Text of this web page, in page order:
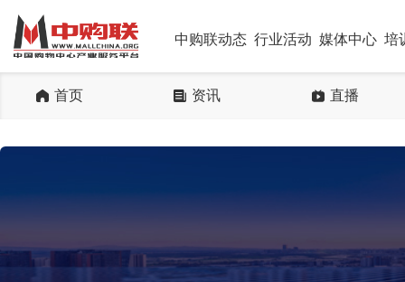
中购联动态 行业活动 媒体中心 培
首页 资讯 直播